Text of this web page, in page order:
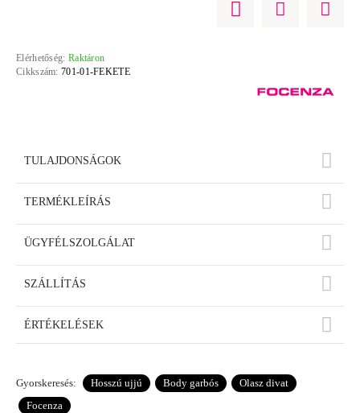
Elérhetőség: Raktáron
Cikkszám: 701-01-FEKETE
TULAJDONSÁGOK
TERMÉKLEÍRÁS
ÜGYFÉLSZOLGÁLAT
SZÁLLÍTÁS
ÉRTÉKELÉSEK
Gyorskeresés: Hosszú ujjú Body garbós
Olasz divat
Focenza